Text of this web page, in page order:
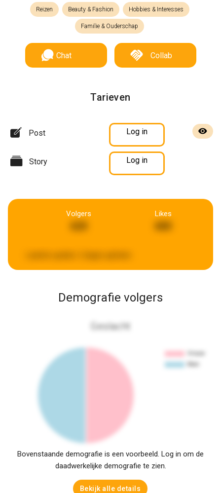
Reizen Beauty & Fashion Hobbies & Interesses
Familie & Ouderschap
Chat Collab
Tarieven
Post Log in
Story Log in
Volgers Likes
680
Demografie volgers
Geslacht
Bovenstaande demografie is een voorbeeld. Log in om de
daadwerkelijke demografie te zien.
Bekijk alle details